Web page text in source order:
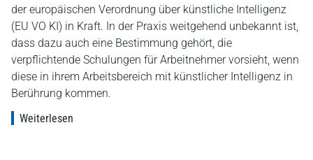
der europäischen Verordnung über künstliche Intelligenz
(EU VO KI) in Kraft. In der Praxis weitgehend unbekannt ist,
dass dazu auch eine Bestimmung gehört, die
verpflichtende Schulungen für Arbeitnehmer vorsieht, wenn
diese in ihrem Arbeitsbereich mit künstlicher Intelligenz in
Berührung kommen.
Weiterlesen